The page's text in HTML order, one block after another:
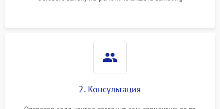
Режим работы
2. Консультация